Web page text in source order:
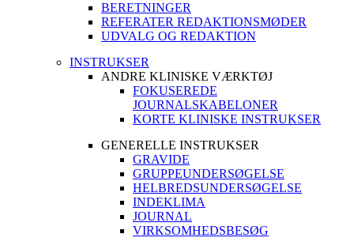
BERETNINGER
REFERATER REDAKTIONSMØDER
UDVALG OG REDAKTION
INSTRUKSER
ANDRE KLINISKE VÆRKTØJ
FOKUSEREDE
JOURNALSKABELONER
KORTE KLINISKE INSTRUKSER
GENERELLE INSTRUKSER
GRAVIDE
GRUPPEUNDERSØGELSE
HELBREDSUNDERSØGELSE
INDEKLIMA
JOURNAL
VIRKSOMHEDSBESØG